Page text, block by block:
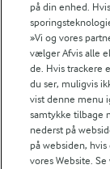
Protein:
7,8 g
Fedt:
11,3 g
11,2 g
RELATERET
Gulerods-
Gulerods-
det ligner til
supper,
på din enhed.
»Vi og vores
vælger Afvis alle
de. Hvis trackere
du ser, muligvis
vist denne menu
samtykke tilbage
nederst på
på websiden,
vores Website.